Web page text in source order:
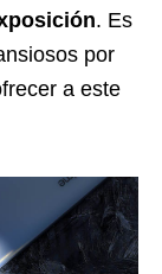
. Es
por
a este